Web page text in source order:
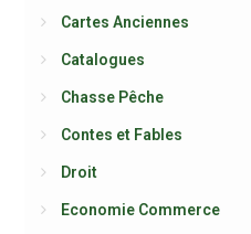
Cartes Anciennes
Catalogues
Chasse Pêche
Contes et Fables
Droit
Economie Commerce